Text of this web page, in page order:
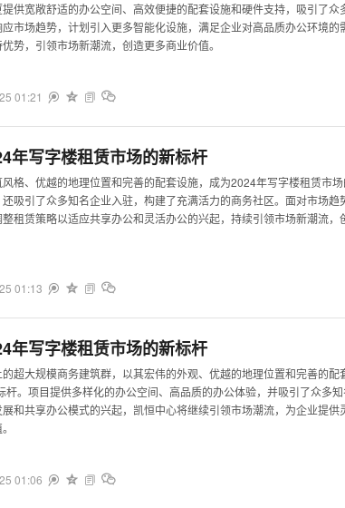
供宽敞舒适的办公空间、高效便捷的配套设施和硬件支持，吸引了众
市场趋势，计划引入更多智能化设施，满足企业对高品质办公环境的
势，引领市场新潮流，创造更多商业价值。
01:21    
年写字楼租赁市场的新标杆
格、优越的地理位置和完善的配套设施，成为2024年写字楼租赁市
吸引了众多知名企业入驻，构建了充满活力的商务社区。面对市场趋
租赁策略以适应共享办公和灵活办公的兴起，持续引领市场新潮流，
01:13    
年写字楼租赁市场的新标杆
超大规模商务建筑群，以其宏伟的外观、优越的地理位置和完善的配
。项目提供多样化的办公空间、高品质的办公体验，并吸引了众多知
和共享办公模式的兴起，凯恒中心将继续引领市场潮流，为企业提供
01:06    